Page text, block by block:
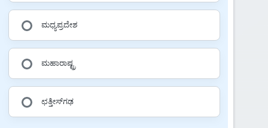
ಮಧ್ಯಪ್ರದೇಶ
ಮಹಾರಾಷ್ಟ್ರ
ಛತ್ತೀಸ್‌ಗಢ